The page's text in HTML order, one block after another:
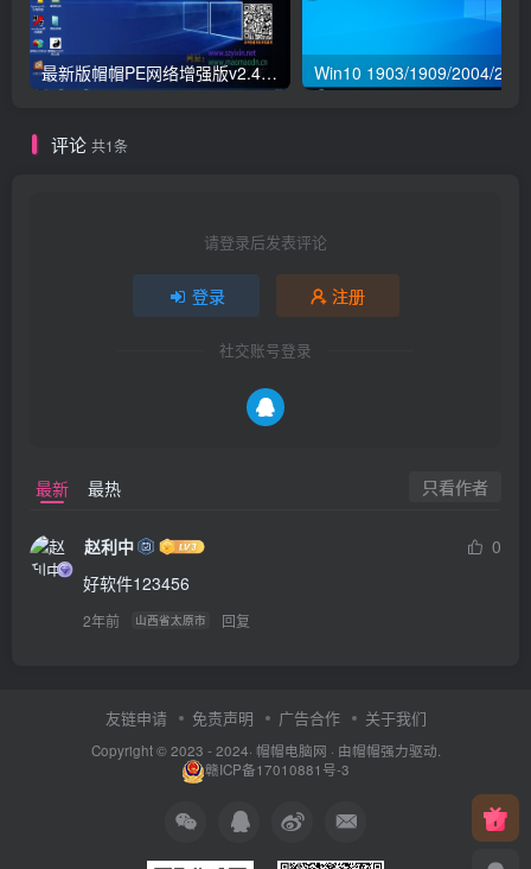
最新版帽帽PE网络增强版v2.4版本
评论 共1条
请登录后发表评论
登录 注册
社交账号登录
最新 最热 只看作者
赵利中
0
好软件123456
2年前 山西省太原市 回复
友链申请 免责声明 广告合作 关于我们
Copyright © 2023 - 2024· 帽帽电脑网 · 由帽帽强力驱动.
赣ICP备17010881号-3